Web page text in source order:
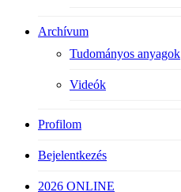
Archívum
Tudományos anyagok
Videók
Profilom
Bejelentkezés
2026 ONLINE